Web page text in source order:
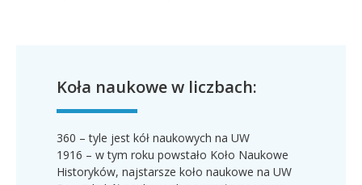
Koła naukowe w liczbach:
360 – tyle jest kół naukowych na UW
1916 – w tym roku powstało Koło Naukowe
Historyków, najstarsze koło naukowe na UW